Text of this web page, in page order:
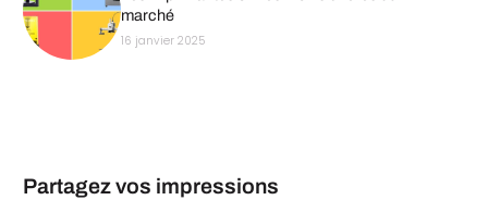
marché
16 janvier 2025
Partagez vos impressions